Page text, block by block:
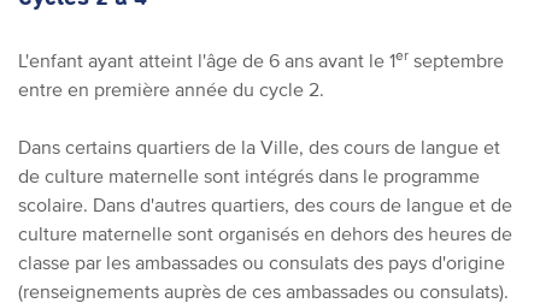
L'enfant ayant atteint l'âge de 6 ans avant le 1er septembre
entre en première année du cycle 2.
Dans certains quartiers de la Ville, des cours de langue et
de culture maternelle sont intégrés dans le programme
scolaire. Dans d'autres quartiers, des cours de langue et de
culture maternelle sont organisés en dehors des heures de
classe par les ambassades ou consulats des pays d'origine
(renseignements auprès de ces ambassades ou consulats).